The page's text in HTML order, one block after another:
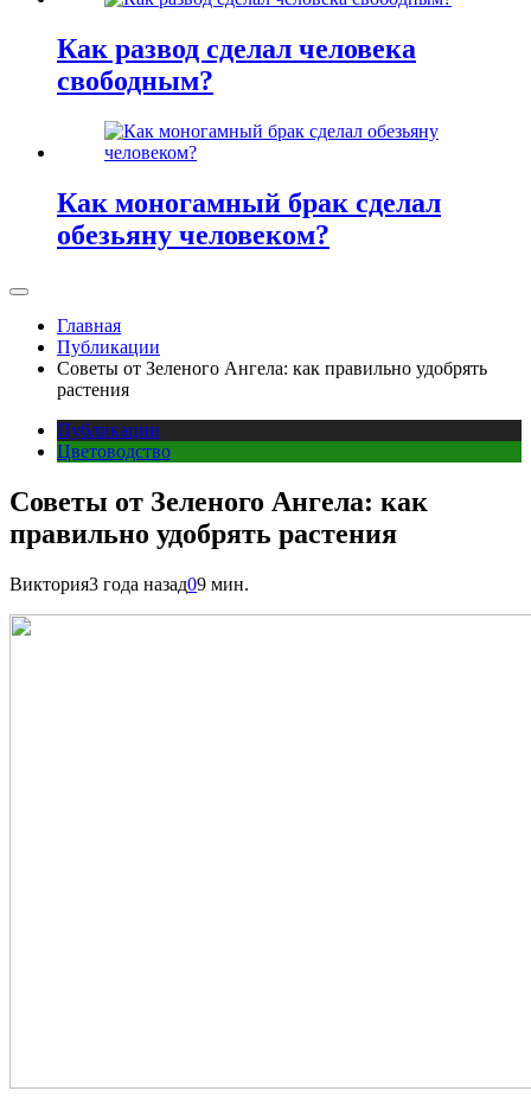
Как развод сделал человека
свободным?
Как моногамный брак сделал
обезьяну человеком?
Главная
Публикации
Советы от Зеленого Ангела: как правильно удобрять
растения
Публикации
Цветоводство
Советы от Зеленого Ангела: как
правильно удобрять растения
Виктория3 года назад09 мин.